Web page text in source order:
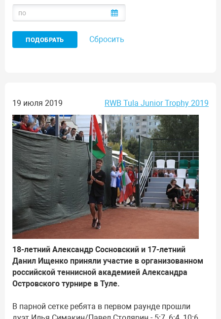
Сбросить
19 июля 2019 RWB Tula Junior Trophy 2019
18-летний Александр Сосновский и 17-летний
Данил Ищенко приняли участие в организованном
российской теннисной академией Александра
Островского турнире в Туле.
В парной сетке ребята в первом раунде прошли